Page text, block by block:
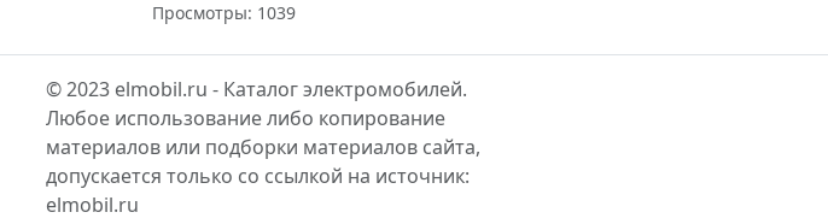
Просмотры: 1039
© 2023 elmobil.ru - Каталог электромобилей.
Любое использование либо копирование
материалов или подборки материалов сайта,
допускается только со ссылкой на источник:
elmobil.ru